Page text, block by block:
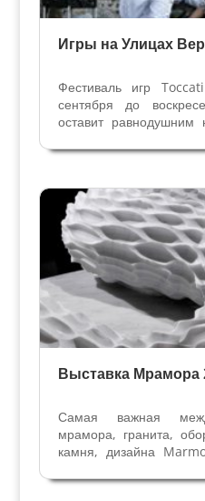
Игры на Улицах
Фестиваль игр
сентября до
оставит
площади, дворики и
от древних, которым...
Праздники и
Традиции
Выставка Мрамора
Самая важная
мрамора, гранита,
камня, дизайна
2016 года в